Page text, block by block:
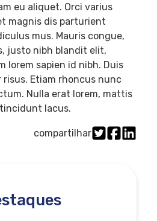
eu aliquet. Orci varius
magnis dis parturient
mus. Mauris congue,
justo nibh blandit elit,
lorem sapien id nibh. Duis
Etiam rhoncus nunc
Nulla erat lorem, mattis
lacus.
compartilhar